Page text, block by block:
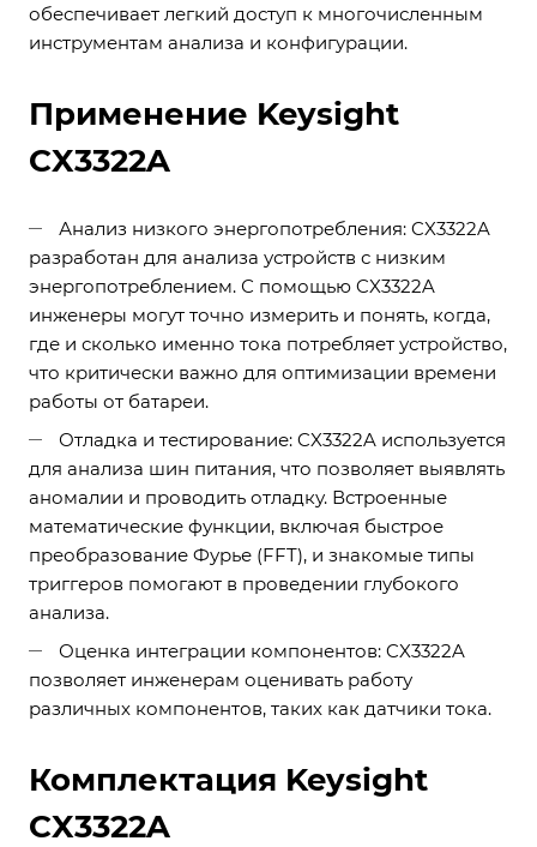
обеспечивает легкий доступ к многочисленным
инструментам анализа и конфигурации.
Применение Keysight
CX3322A
Анализ низкого энергопотребления: CX3322A
разработан для анализа устройств с низким
энергопотреблением. С помощью CX3322A
инженеры могут точно измерить и понять, когда,
где и сколько именно тока потребляет устройство,
что критически важно для оптимизации времени
работы от батареи.
Отладка и тестирование: CX3322A используется
для анализа шин питания, что позволяет выявлять
аномалии и проводить отладку. Встроенные
математические функции, включая быстрое
преобразование Фурье (FFT), и знакомые типы
триггеров помогают в проведении глубокого
анализа.
Оценка интеграции компонентов: CX3322A
позволяет инженерам оценивать работу
различных компонентов, таких как датчики тока.
Комплектация Keysight
CX3322A